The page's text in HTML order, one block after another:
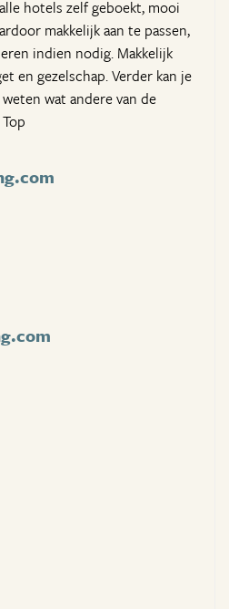
hotels zelf geboekt, mooi
makkelijk aan te passen,
indien nodig. Makkelijk
en gezelschap. Verder kan je
wat andere van de